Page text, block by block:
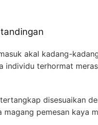
akal kadang-
terhormat
disesuaikan
pemesan kaya